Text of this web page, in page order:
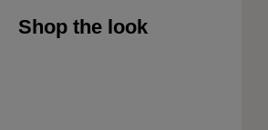
Shop the look